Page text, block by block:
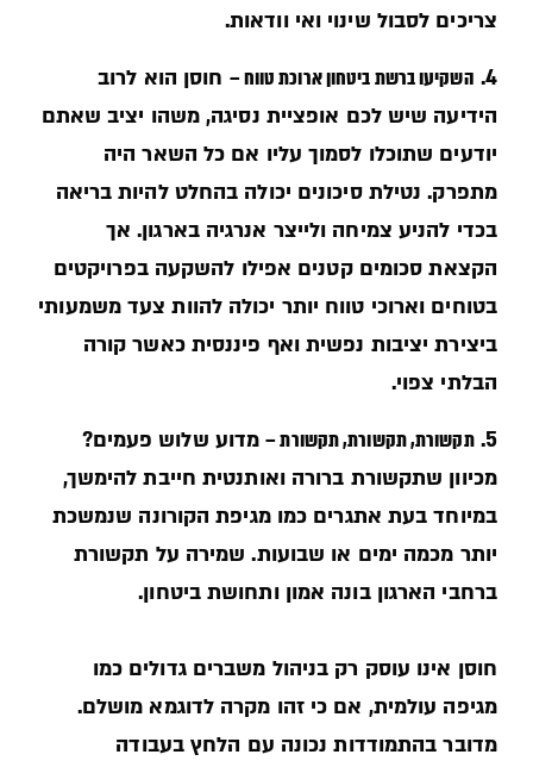
צריכים לסבול שינוי ואי וודאות.
4. השקיעו ברשת ביטחון ארוכת טווח – חוסן הוא לרוב
הידיעה שיש לכם אופציית נסיגה, משהו יציב שאתם
יודעים שתוכלו לסמוך עליו אם כל השאר היה
מתפרק. נטילת סיכונים יכולה בהחלט להיות בריאה
בכדי להניע צמיחה ולייצר אנרגיה בארגון. אך
הקצאת סכומים קטנים אפילו להשקעה בפרויקטים
בטוחים וארוכי טווח יותר יכולה להוות צעד משמעותי
ביצירת יציבות נפשית ואף פיננסית כאשר קורה
הבלתי צפוי.
5. תקשורת, תקשורת, תקשורת –מדוע שלוש פעמים?
מכיוון שתקשורת ברורה ואותנטית חייבת להימשך,
במיוחד בעת אתגרים כמו מגיפת הקורונה שנמשכת
יותר מכמה ימים או שבועות. שמירה על תקשורת
ברחבי הארגון בונה אמון ותחושת ביטחון.
חוסן אינו עוסק רק בניהול משברים גדולים כמו
מגיפה עולמית, אם כי זהו מקרה לדוגמא מושלם.
מדובר בהתמודדות נכונה עם הלחץ בעבודה